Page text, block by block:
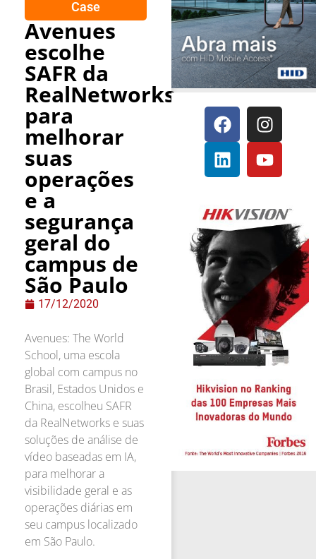
Case
Avenues
escolhe
SAFR da
RealNetworks
para
melhorar
suas
operações
e a
segurança
geral do
campus de
São Paulo
17/12/2020
Avenues: The World
School, uma escola
global com campus no
Brasil, Estados Unidos e
China, escolheu SAFR
da RealNetworks e suas
soluções de análise de
vídeo baseadas em IA,
para melhorar a
visibilidade geral e as
operações diárias em
seu campus localizado
em São Paulo.